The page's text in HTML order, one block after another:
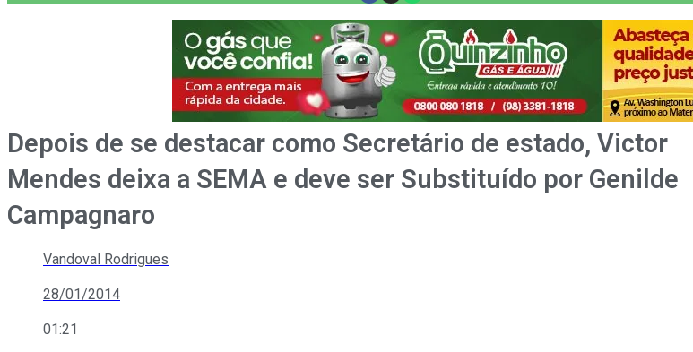
Depois de se destacar como Secretário de estado, Victor
Mendes deixa a SEMA e deve ser Substituído por Genilde
Campagnaro
Vandoval Rodrigues
28/01/2014
01:21